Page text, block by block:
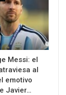
Messi: el
al
emotivo
Javier…